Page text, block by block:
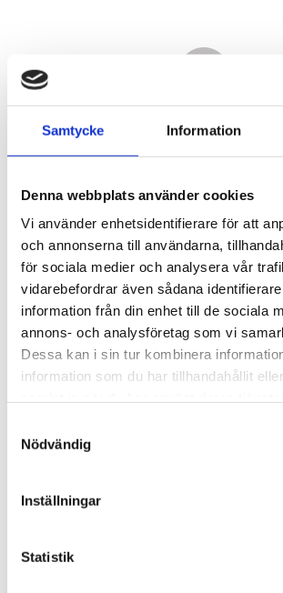
Samtycke Information
Denna webbplats använder cookies
Vi använder enhetsidentifierare för att
och annonserna till användarna,
för sociala medier och analysera vår
vidarebefordrar även sådana
information från din enhet till de sociala
annons- och analysföretag som vi
Dessa kan i sin tur kombinera
information som du har tillhandahållit
Nödvändig
Inställningar
Statistik
17 870,00KR
Antal
Artikelnr